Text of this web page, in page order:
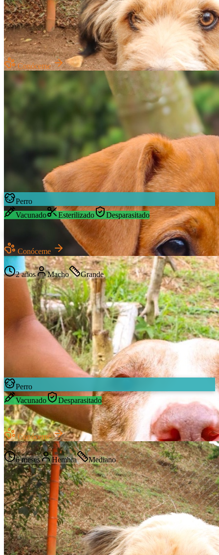
Perro
Vacunado
Esterilizado Desparasitado
Mestizo
2 años Macho Grande
Perro
Vacunado
Desparasitado
Luna
Mestizo
6 meses Hembra Mediano
Conóceme
Conóceme
Conóceme